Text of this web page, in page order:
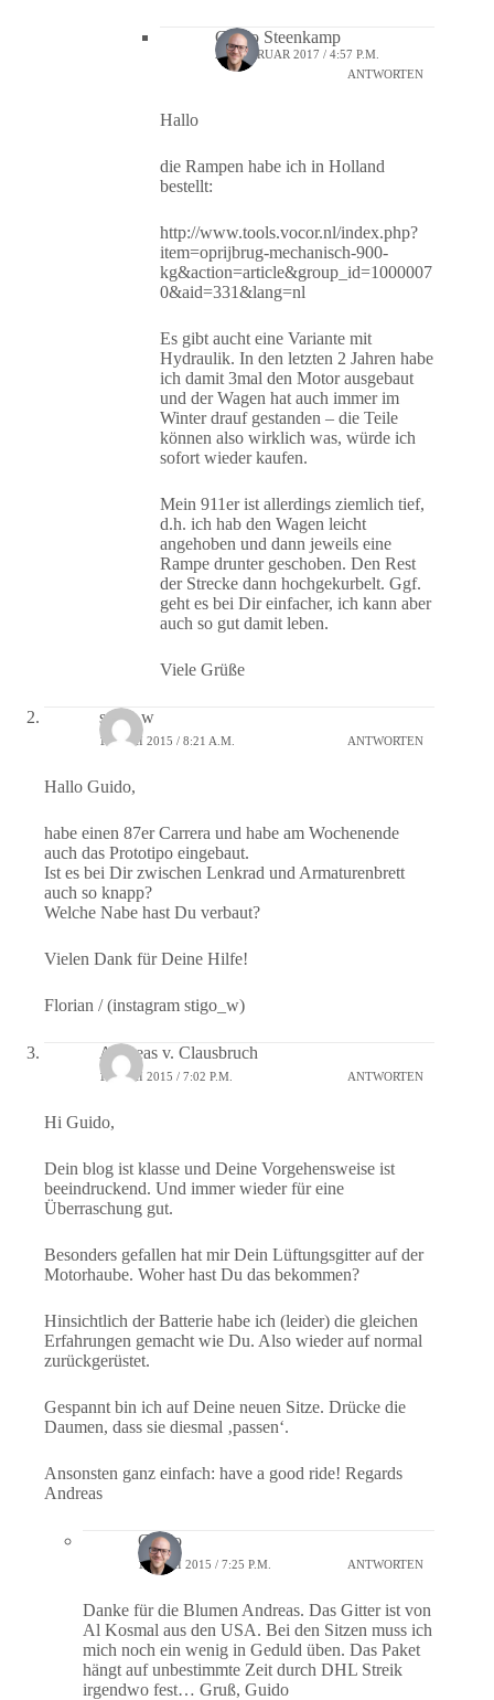
Guido Steenkamp
26. FEBRUAR 2017 / 4:57 P.M.
ANTWORTEN
Hallo
die Rampen habe ich in Holland
bestellt:
http://www.tools.vocor.nl/index.php?
item=oprijbrug-mechanisch-900-
kg&action=article&group_id=1000007
0&aid=331&lang=nl
Es gibt aucht eine Variante mit
Hydraulik. In den letzten 2 Jahren habe
ich damit 3mal den Motor ausgebaut
und der Wagen hat auch immer im
Winter drauf gestanden – die Teile
können also wirklich was, würde ich
sofort wieder kaufen.
Mein 911er ist allerdings ziemlich tief,
d.h. ich hab den Wagen leicht
angehoben und dann jeweils eine
Rampe drunter geschoben. Den Rest
der Strecke dann hochgekurbelt. Ggf.
geht es bei Dir einfacher, ich kann aber
auch so gut damit leben.
Viele Grüße
stigo_w
11. MAI 2015 / 8:21 A.M. ANTWORTEN
Hallo Guido,
habe einen 87er Carrera und habe am Wochenende
auch das Prototipo eingebaut.
Ist es bei Dir zwischen Lenkrad und Armaturenbrett
auch so knapp?
Welche Nabe hast Du verbaut?
Vielen Dank für Deine Hilfe!
Florian / (instagram stigo_w)
Andreas v. Clausbruch
18. MAI 2015 / 7:02 P.M. ANTWORTEN
Hi Guido,
Dein blog ist klasse und Deine Vorgehensweise ist
beeindruckend. Und immer wieder für eine
Überraschung gut.
Besonders gefallen hat mir Dein Lüftungsgitter auf der
Motorhaube. Woher hast Du das bekommen?
Hinsichtlich der Batterie habe ich (leider) die gleichen
Erfahrungen gemacht wie Du. Also wieder auf normal
zurückgerüstet.
Gespannt bin ich auf Deine neuen Sitze. Drücke die
Daumen, dass sie diesmal ‚passen‘.
Ansonsten ganz einfach: have a good ride! Regards
Andreas
Guido
18. MAI 2015 / 7:25 P.M. ANTWORTEN
Danke für die Blumen Andreas. Das Gitter ist von
Al Kosmal aus den USA. Bei den Sitzen muss ich
mich noch ein wenig in Geduld üben. Das Paket
hängt auf unbestimmte Zeit durch DHL Streik
irgendwo fest… Gruß, Guido